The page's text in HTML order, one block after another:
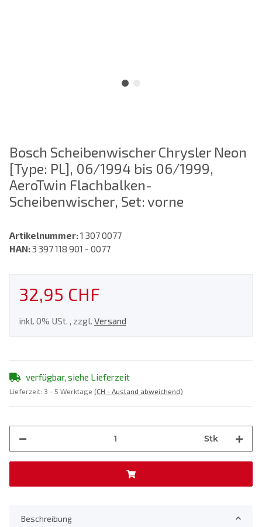
Bosch Scheibenwischer Chrysler Neon
[Type: PL], 06/1994 bis 06/1999,
AeroTwin Flachbalken-
Scheibenwischer, Set: vorne
Artikelnummer:1 307 0077
HAN:3 397 118 901 - 0077
32,95 CHF
inkl. 0% USt. , zzgl. Versand
verfügbar, siehe Lieferzeit
Lieferzeit: 3 - 5 Werktage (CH - Ausland abweichend)
Stk
Beschreibung